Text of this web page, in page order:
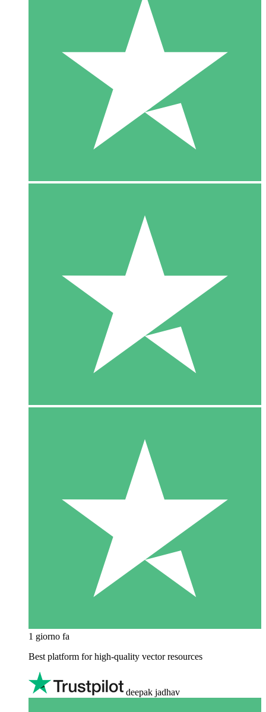
1 giorno fa
Best platform for high-quality vector resources
deepak jadhav